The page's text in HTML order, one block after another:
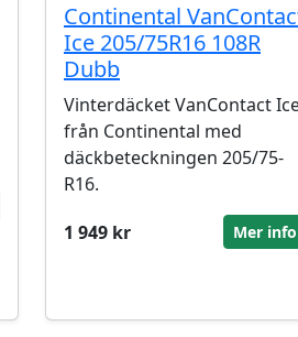
Continental
Ice 205/75R16 108R
Dubb
Vinterdäcket VanContact
från Continental med
däckbeteckningen 205/75-
R16.
1 949 kr
Mer info